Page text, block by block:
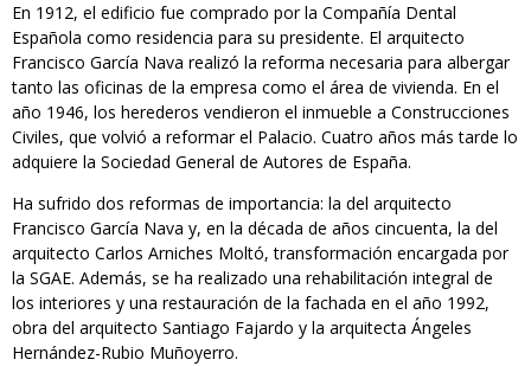
En 1912, el edificio fue comprado por la Compañía Dental
Española como residencia para su presidente. El arquitecto
Francisco García Nava realizó la reforma necesaria para albergar
tanto las oficinas de la empresa como el área de vivienda. En el
año 1946, los herederos vendieron el inmueble a Construcciones
Civiles, que volvió a reformar el Palacio. Cuatro años más tarde lo
adquiere la Sociedad General de Autores de España.
Ha sufrido dos reformas de importancia: la del arquitecto
Francisco García Nava y, en la década de años cincuenta, la del
arquitecto Carlos Arniches Moltó, transformación encargada por
la SGAE. Además, se ha realizado una rehabilitación integral de
los interiores y una restauración de la fachada en el año 1992,
obra del arquitecto Santiago Fajardo y la arquitecta Ángeles
Hernández-Rubio Muñoyerro.